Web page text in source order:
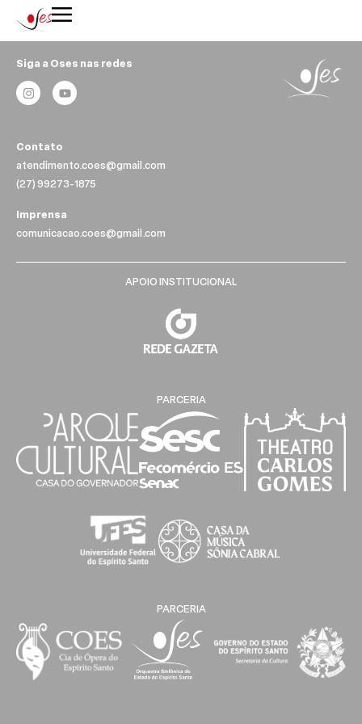
Siga a Oses nas redes
Contato
atendimento.coes@gmail.com
(27) 99273-1875
Imprensa
comunicacao.coes@gmail.com
APOIO INSTITUCIONAL
PARCERIA
PARCERIA